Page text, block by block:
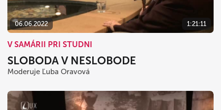
06.06.2022 1:21:11
V SAMÁRII PRI STUDNI
SLOBODA V NESLOBODE
Moderuje Ľuba Oravová